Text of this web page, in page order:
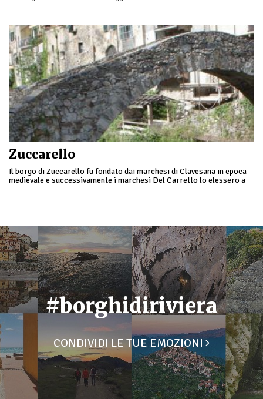
Zuccarello
Il borgo di Zuccarello fu fondato dai marchesi di Clavesana in epoca
medievale e successivamente i marchesi Del Carretto lo elessero a
#borghidiriviera
CONDIVIDI LE TUE EMOZIONI